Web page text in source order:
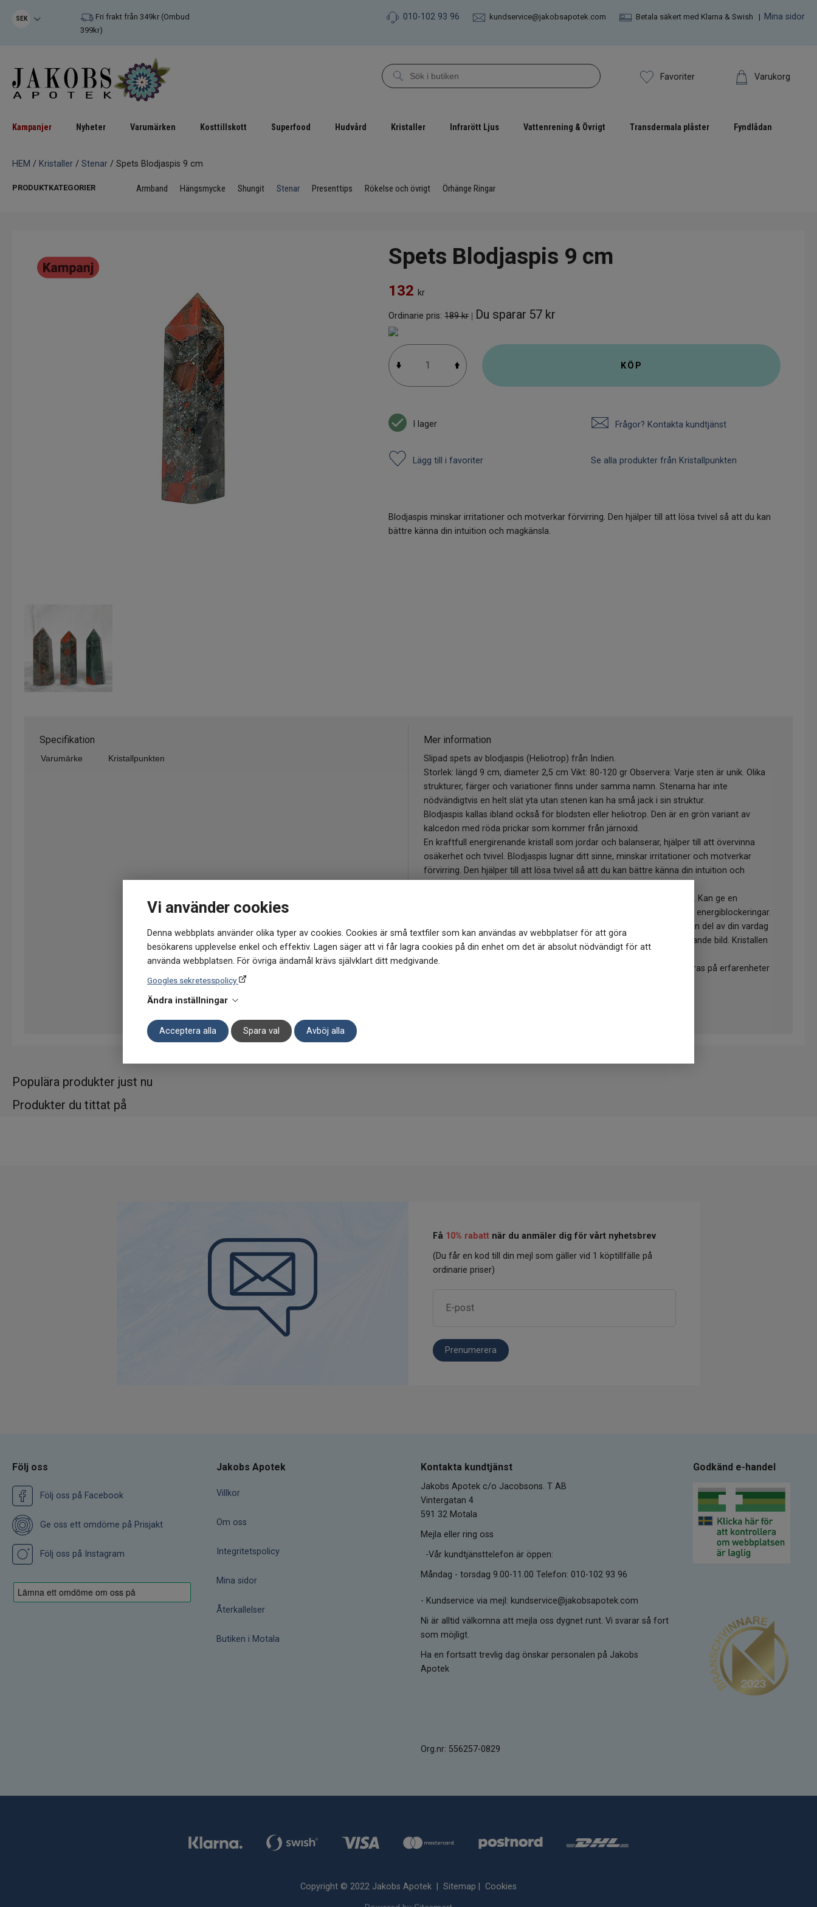
Vi använder cookies
Denna webbplats använder olika typer av cookies. Cookies är små textfiler som kan användas av webbplatser för att göra
besökarens upplevelse enkel och effektiv. Lagen säger att vi får lagra cookies på din enhet om det är absolut nödvändigt för att
använda webbplatsen. För övriga ändamål krävs självklart ditt medgivande.
Googles sekretesspolicy
Ändra inställningar
Acceptera alla Spara val Avböj alla
SEK
Fri frakt från 349kr (Ombud
399kr)
010-102 93 96 kundservice@jakobsapotek.com Betala säkert med Klarna & Swish | Mina sidor
Favoriter Varukorg
Kampanjer Nyheter Varumärken Kosttillskott Superfood Hudvård Kristaller Infrarött Ljus Vattenrening & Övrigt Transdermala plåster Fyndlådan
HEM / Kristaller / Stenar / Spets Blodjaspis 9 cm
PRODUKTKATEGORIER Armband Hängsmycke Shungit Stenar Presenttips Rökelse och övrigt Örhänge Ringar
Spets Blodjaspis 9 cm
132kr
Ordinarie pris: 189 kr| Du sparar 57 kr
KÖP
I lager Frågor? Kontakta kundtjänst
Lägg till i favoriter Se alla produkter från Kristallpunkten
Blodjaspis minskar irritationer och motverkar förvirring. Den hjälper till att lösa tvivel så att du kan
bättre känna din intuition och magkänsla.
Specifikation
Varumärke Kristallpunkten
Mer information
Slipad spets av blodjaspis (Heliotrop) från Indien.
Storlek: längd 9 cm, diameter 2,5 cm Vikt: 80-120 gr Observera: Varje sten är unik. Olika
strukturer, färger och variationer finns under samma namn. Stenarna har inte
nödvändigtvis en helt slät yta utan stenen kan ha små jack i sin struktur.
Blodjaspis kallas ibland också för blodsten eller heliotrop. Den är en grön variant av
kalcedon med röda prickar som kommer från järnoxid.
En kraftfull energirenande kristall som jordar och balanserar, hjälper till att övervinna
osäkerhet och tvivel. Blodjaspis lugnar ditt sinne, minskar irritationer och motverkar
förvirring. Den hjälper till att lösa tvivel så att du kan bättre känna din intuition och
Blodjaspis förbättrar livsenergin och blodcirkulationen i hela kroppen. Kan ge en
snabbare återhämtning på det fysiska nivån hjälper dig att bli av med energiblockeringar.
Blodsten symboliserar rättvisa och sanning så att spiritualiteten blir en del av din vardag
och att du blir medveten om vad som händer i världen i en överskådande bild. Kristallen
vidgar din intuition och stimulerar kreativitet och nytänkande.(*)
* Ovannämnda information har inte erkänts vetenskapligt, utan baseras på erfarenheter
Populära produkter just nu
Produkter du tittat på
Få 10% rabatt när du anmäler dig för vårt nyhetsbrev
(Du får en kod till din mejl som gäller vid 1 köptillfälle på
ordinarie priser)
Prenumerera
Följ oss
Följ oss på Facebook
Ge oss ett omdöme på Prisjakt
Följ oss på Instagram
Jakobs Apotek
Villkor
Om oss
Integritetspolicy
Mina sidor
Återkallelser
Butiken i Motala
Kontakta kundtjänst
Jakobs Apotek c/o Jacobsons. T AB
Vintergatan 4
591 32 Motala
Mejla eller ring oss
-Vår kundtjänsttelefon är öppen:
Måndag - torsdag 9.00-11.00 Telefon: 010-102 93 96
- Kundservice via mejl: kundservice@jakobsapotek.com
Ni är alltid välkomna att mejla oss dygnet runt. Vi svarar så fort
som möjligt.
Ha en fortsatt trevlig dag önskar personalen på Jakobs
Apotek
Org.nr: 556257-0829
Godkänd e-handel
Copyright © 2022 Jakobs Apotek | Sitemap Cookies